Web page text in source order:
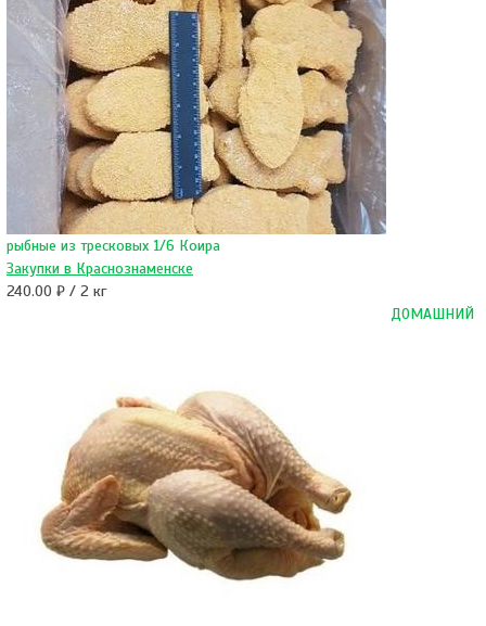
рыбные из тресковых 1/6 Коира
Закупки в Краснознаменске
240.00 ₽ / 2 кг
ДОМАШНИЙ